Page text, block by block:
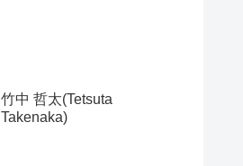
竹中 哲太(Tetsuta
Takenaka)